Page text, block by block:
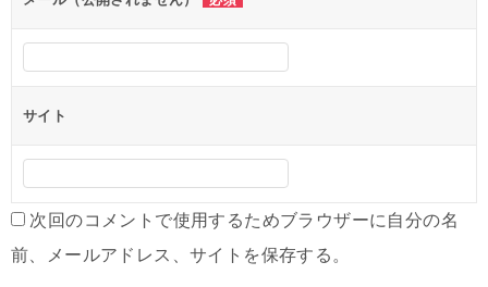
サイト
次回のコメントで使用するためブラウザーに自分の名
前、メールアドレス、サイトを保存する。